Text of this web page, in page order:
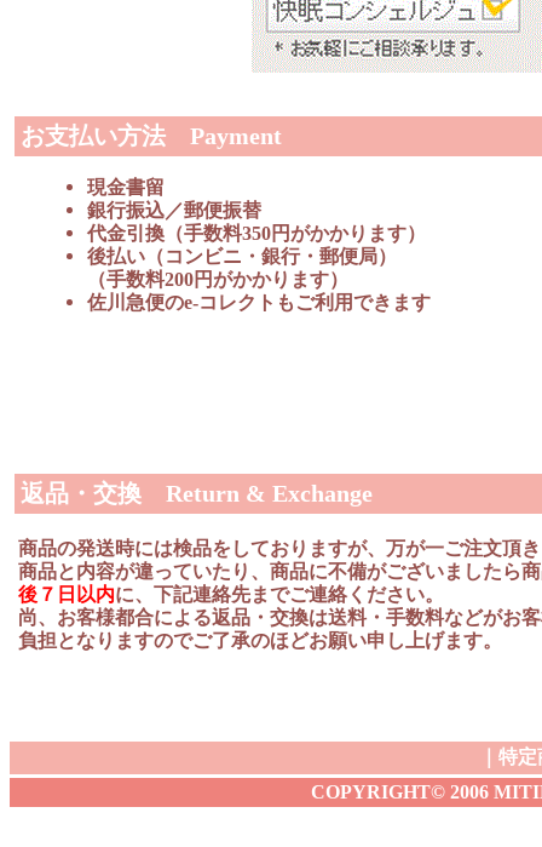
お支払い方法 Payment
現金書留
銀行振込／郵便振替
代金引換（手数料350円がかかります）
後払い（コンビニ・銀行・郵便局）
（手数料200円がかかります）
佐川急便のe-コレクトもご利用できます
返品・交換 Return & Exchange
商品の発送時には検品をしておりますが、万が一ご注文頂
商品と内容が違っていたり、商品に不備がございましたら
後７日以内に、下記連絡先までご連絡ください。
尚、お客様都合による返品・交換は送料・手数料などがお
負担となりますのでご了承のほどお願い申し上げます。
特定
COPYRIGHT© 2006